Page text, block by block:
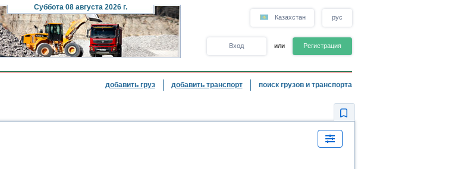
Суббота08 августа 2026 г.
Казахстан рус
Вход или Регистрация
добавить груз добавить транспорт поиск грузов и транспорта